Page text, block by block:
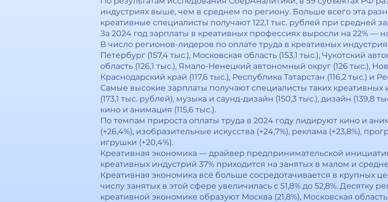
индустриях выше, чем в среднем по региону. Больше всего эта
креативные специалисты получают 122,1 тыс. рублей при средней
За 2024 год зарплаты в креативных профессиях выросли на 22% —
В число регионов-лидеров по оплате труда в креативных
Петербург (157,4 тыс.), Московская область (153,1 тыс.), Чукотский
область (126,1 тыс.), Ямало-Ненецкий автономный округ (126 тыс.),
Краснодарский край (117,6 тыс.), Республика Татарстан (116,2 тыс.) и
Самые высокие зарплаты получают специалисты таких
(173,1 тыс. рублей), музыка и саунд-дизайн (150,3 тыс.), дизайн (139,8
кино и анимация (115,6 тыс.).
По темпам прироста оплаты труда в 2024 году лидируют кино и
(+26,4%), изобразительные искусства (+24,7%), реклама (+23,8%),
игрушки (+20,4%).
Креативная экономика — драйвер предпринимательской
креативных индустрий 37% приходится на занятых в малом и
Креативная экономика всё больше сосредотачивается в крупных
числу занятых в этой сфере увеличилась с 51,8% до 52,8%. Десятку
креативной экономике образуют Москва (21,8%), Московская область